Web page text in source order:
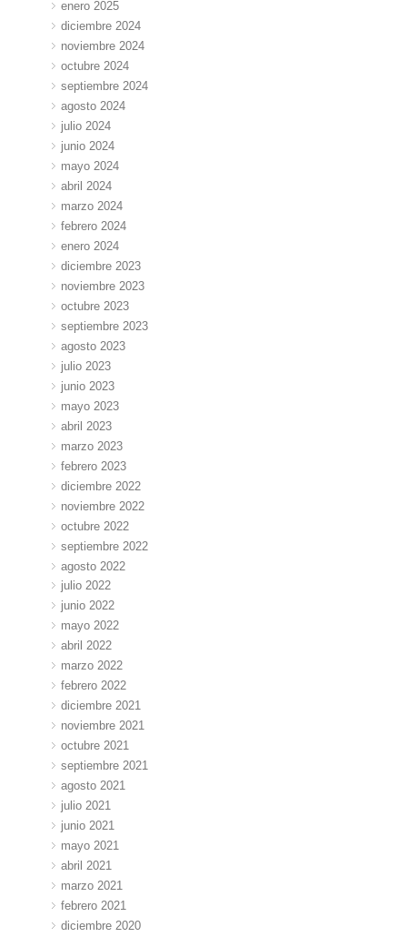
enero 2025
diciembre 2024
noviembre 2024
octubre 2024
septiembre 2024
agosto 2024
julio 2024
junio 2024
mayo 2024
abril 2024
marzo 2024
febrero 2024
enero 2024
diciembre 2023
noviembre 2023
octubre 2023
septiembre 2023
agosto 2023
julio 2023
junio 2023
mayo 2023
abril 2023
marzo 2023
febrero 2023
diciembre 2022
noviembre 2022
octubre 2022
septiembre 2022
agosto 2022
julio 2022
junio 2022
mayo 2022
abril 2022
marzo 2022
febrero 2022
diciembre 2021
noviembre 2021
octubre 2021
septiembre 2021
agosto 2021
julio 2021
junio 2021
mayo 2021
abril 2021
marzo 2021
febrero 2021
diciembre 2020